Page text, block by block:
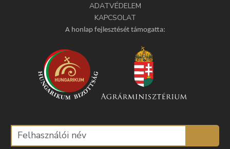
ADATVÉDELEM
KAPCSOLAT
A honlap fejlesztését támogatta: